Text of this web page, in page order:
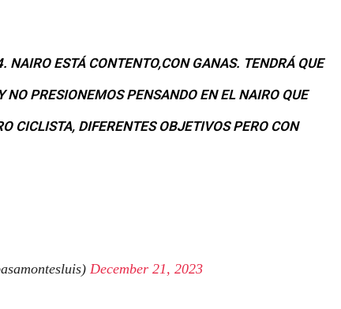
ESTÁ CONTENTO,CON GANAS. TENDRÁ QUE
NO PRESIONEMOS PENSANDO EN EL NAIRO QUE
CICLISTA, DIFERENTES OBJETIVOS PERO CON
December 21, 2023